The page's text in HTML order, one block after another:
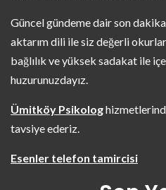
Güncel gündeme dair son
aktarım dili ile siz değerli
bağlılık ve yüksek sadakat ile
huzurunuzdayız.
Ümitköy Psikolog
tavsiye ederiz.
Esenler telefon tamircisi